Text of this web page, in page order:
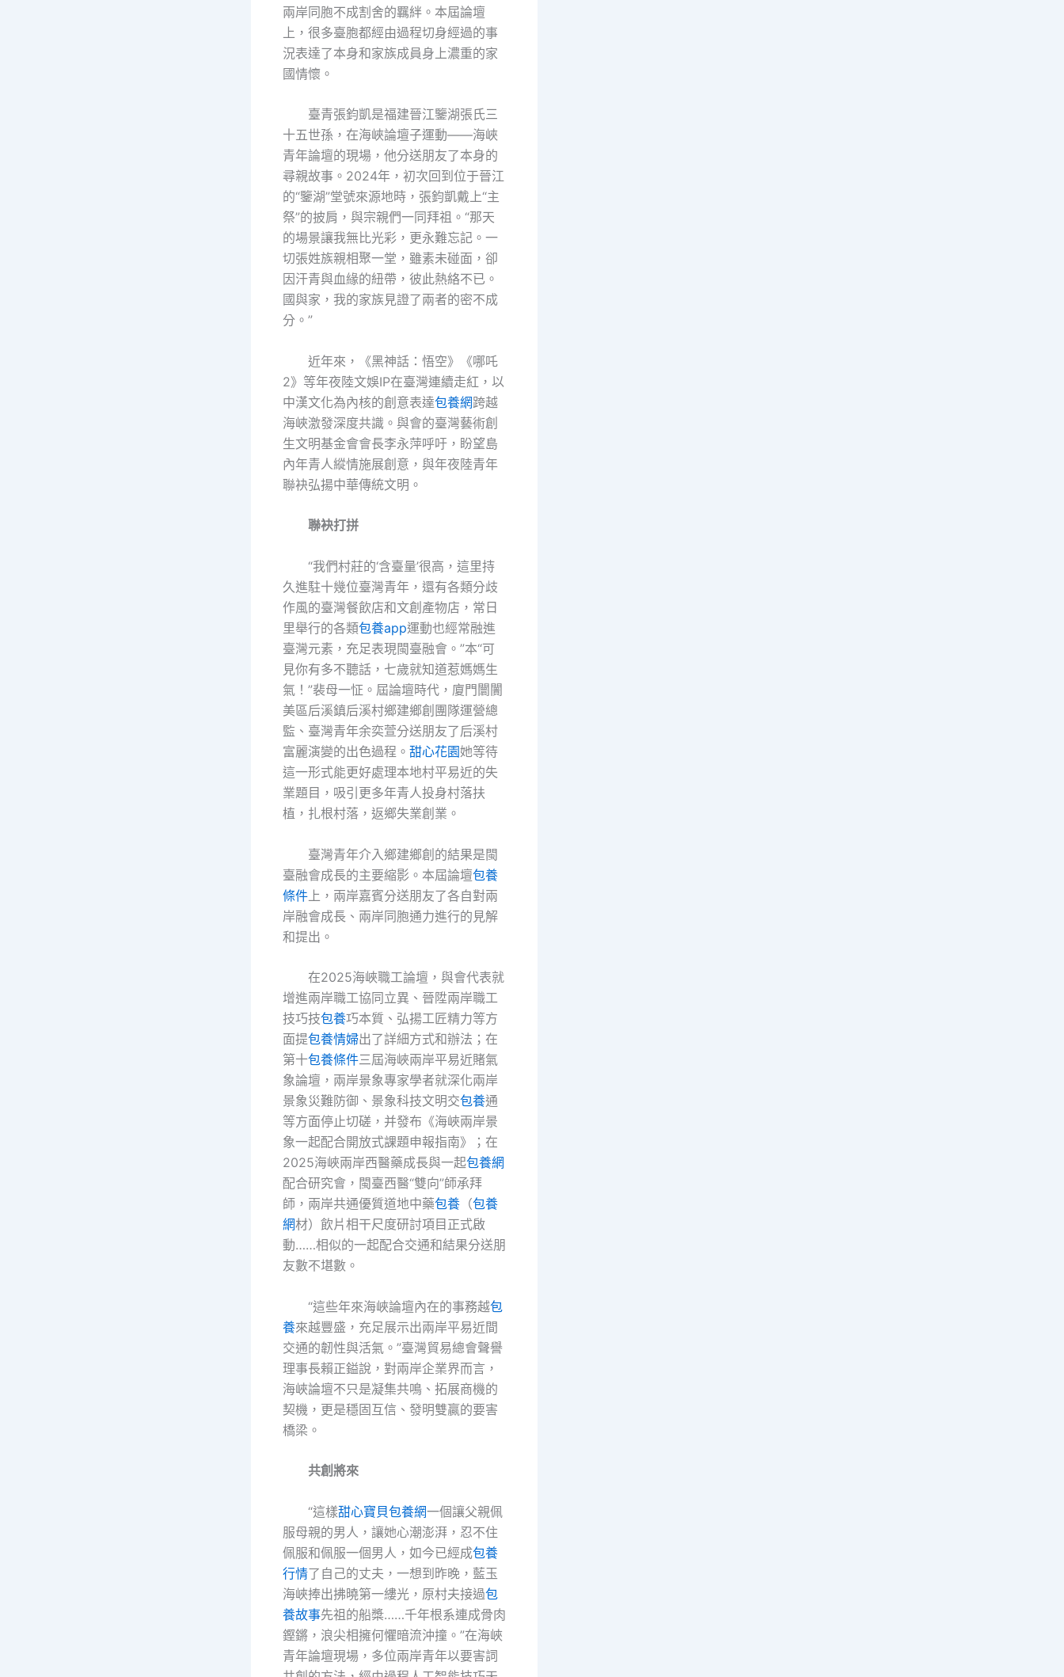
兩岸同胞不成割舍的羈絆。本屆論壇
上，很多臺胞都經由過程切身經過的事
況表達了本身和家族成員身上濃重的家
國情懷。
臺青張鈞凱是福建晉江鑒湖張氏三
十五世孫，在海峽論壇子運動——海峽
青年論壇的現場，他分送朋友了本身的
尋親故事。2024年，初次回到位于晉江
的“鑒湖”堂號來源地時，張鈞凱戴上“主
祭”的披肩，與宗親們一同拜祖。“那天
的場景讓我無比光彩，更永難忘記。一
切張姓族親相聚一堂，雖素未碰面，卻
因汗青與血緣的紐帶，彼此熱絡不已。
國與家，我的家族見證了兩者的密不成
分。”
近年來，《黑神話：悟空》《哪吒
2》等年夜陸文娛IP在臺灣連續走紅，以
中漢文化為內核的創意表達包養網跨越
海峽激發深度共識。與會的臺灣藝術創
生文明基金會會長李永萍呼吁，盼望島
內年青人縱情施展創意，與年夜陸青年
聯袂弘揚中華傳統文明。
聯袂打拼
“我們村莊的‘含臺量’很高，這里持
久進駐十幾位臺灣青年，還有各類分歧
作風的臺灣餐飲店和文創產物店，常日
里舉行的各類包養app運動也經常融進
臺灣元素，充足表現閩臺融會。”本“可
見你有多不聽話，七歲就知道惹媽媽生
氣！”裴母一怔。屆論壇時代，廈門闤闠
美區后溪鎮后溪村鄉建鄉創團隊運營總
監、臺灣青年余奕萱分送朋友了后溪村
富麗演變的出色過程。 甜心花園她等待
這一形式能更好處理本地村平易近的失
業題目，吸引更多年青人投身村落扶
植，扎根村落，返鄉失業創業。
臺灣青年介入鄉建鄉創的結果是閩
臺融會成長的主要縮影。本屆論壇包養
條件 上，兩岸嘉賓分送朋友了各自對兩
岸融會成長、兩岸同胞通力進行的見解
和提出。
在2025海峽職工論壇，與會代表就
增進兩岸職工協同立異、晉陞兩岸職工
技巧技包養巧本質、弘揚工匠精力等方
面提包養情婦出了詳細方式和辦法；在
第十包養條件三屆海峽兩岸平易近賭氣
象論壇，兩岸景象專家學者就深化兩岸
景象災難防御、景象科技文明交包養通
等方面停止切磋，并發布《海峽兩岸景
象一起配合開放式課題申報指南》；在
2025海峽兩岸西醫藥成長與一起包養網
配合研究會，閩臺西醫“雙向”師承拜
師，兩岸共通優質道地中藥包養 （包養
網材）飲片相干尺度研討項目正式啟
動……相似的一起配合交通和結果分送朋
友數不堪數。
“這些年來海峽論壇內在的事務越包
養來越豐盛，充足展示出兩岸平易近間
交通的韌性與活氣。”臺灣貿易總會聲譽
理事長賴正鎰說，對兩岸企業界而言，
海峽論壇不只是凝集共鳴、拓展商機的
契機，更是穩固互信、發明雙贏的要害
橋梁。
共創將來
“這樣甜心寶貝包養網一個讓父親佩
服母親的男人，讓她心潮澎湃，忍不住
佩服和佩服一個男人，如今已經成包養
行情了自己的丈夫，一想到昨晚，藍玉
海峽捧出拂曉第一縷光，原村夫接過包
養故事先祖的船槳……千年根系連成骨肉
鏗鏘，浪尖相擁何懼暗流沖撞。”在海峽
青年論壇現場，多位兩岸青年以要害詞